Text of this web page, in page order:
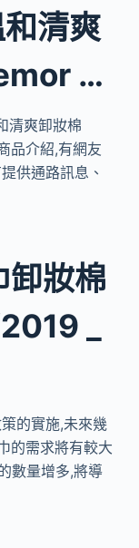
清爽
…
清爽卸妝棉
品介紹,有網友
供通路訊息、
卸妝棉
_
的實施,未來幾
的需求將有較大
數量增多,將導